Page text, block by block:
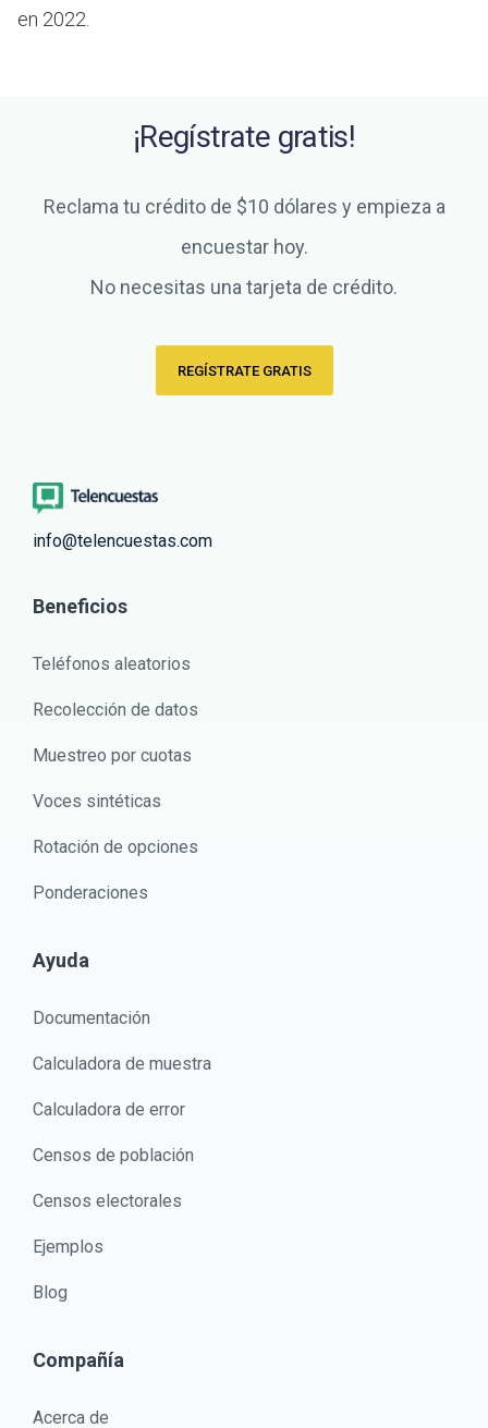
en 2022.
¡Regístrate gratis!
Reclama tu crédito de $10 dólares y empieza a
encuestar hoy.
No necesitas una tarjeta de crédito.
REGÍSTRATE GRATIS
info@telencuestas.com
Beneficios
Teléfonos aleatorios
Recolección de datos
Muestreo por cuotas
Voces sintéticas
Rotación de opciones
Ponderaciones
Ayuda
Documentación
Calculadora de muestra
Calculadora de error
Censos de población
Censos electorales
Ejemplos
Blog
Compañía
Acerca de